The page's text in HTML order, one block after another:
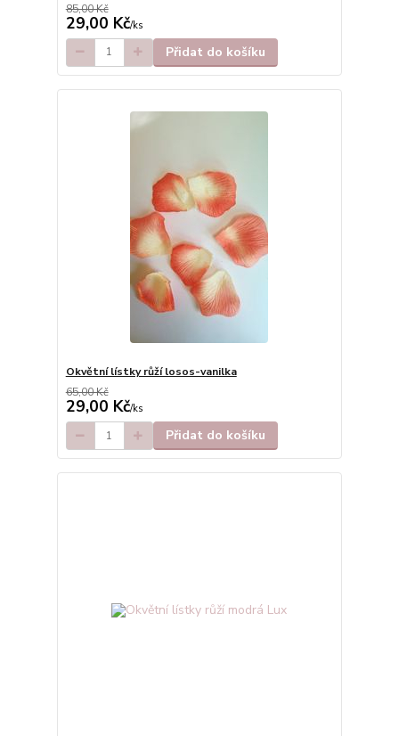
85,00 Kč
29,00 Kč/ks
Přidat do košíku
Okvětní lístky růží losos-vanilka
65,00 Kč
29,00 Kč/ks
Přidat do košíku